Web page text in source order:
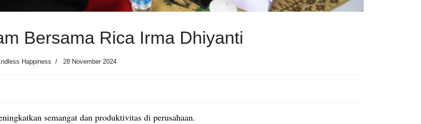
Bersama Rica Irma Dhiyanti
Happiness 28 November 2024
semangat dan produktivitas di perusahaan.